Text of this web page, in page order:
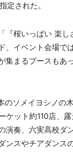
定された。
桜いっぱい 楽し
、イベント会場で
集まるブースもあ
ソメイヨシノの
ケット約110店、
演奏、六実高校ダ
スやチアダンス